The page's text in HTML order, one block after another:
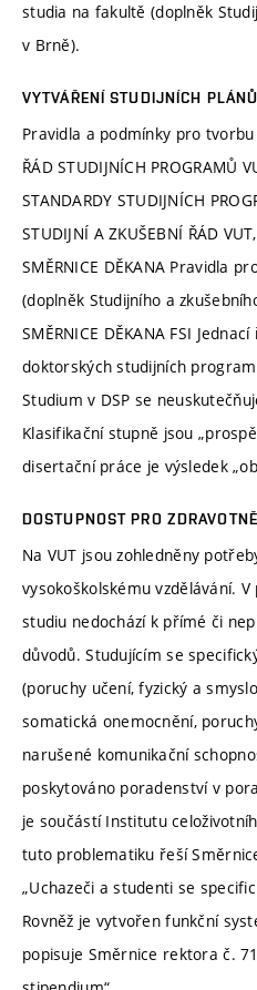
studia na fakultě (doplněk
v Brně).
VYTVÁŘENÍ STUDIJNÍCH PLÁNŮ
Pravidla a podmínky pro
ŘÁD STUDIJNÍCH PROGRAMŮ
STANDARDY STUDIJNÍCH
STUDIJNÍ A ZKUŠEBNÍ ŘÁD VUT,
SMĚRNICE DĚKANA Pravidla
(doplněk Studijního a
SMĚRNICE DĚKANA FSI
doktorských studijních
Studium v DSP se
Klasifikační stupně jsou
disertační práce je výsledek
DOSTUPNOST PRO
Na VUT jsou zohledněny
vysokoškolskému vzdělávání.
studiu nedochází k přímé či
důvodů. Studujícím se
(poruchy učení, fyzický a
somatická onemocnění,
narušené komunikační
poskytováno poradenství v
je součástí Institutu
tuto problematiku řeší
„Uchazeči a studenti se
Rovněž je vytvořen funkční
popisuje Směrnice rektora č.